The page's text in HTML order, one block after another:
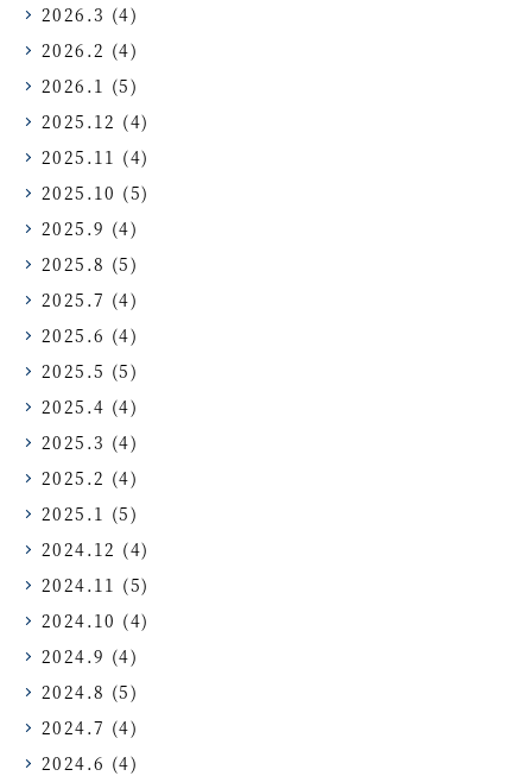
2026.3 (4)
2026.2 (4)
2026.1 (5)
2025.12 (4)
2025.11 (4)
2025.10 (5)
2025.9 (4)
2025.8 (5)
2025.7 (4)
2025.6 (4)
2025.5 (5)
2025.4 (4)
2025.3 (4)
2025.2 (4)
2025.1 (5)
2024.12 (4)
2024.11 (5)
2024.10 (4)
2024.9 (4)
2024.8 (5)
2024.7 (4)
2024.6 (4)